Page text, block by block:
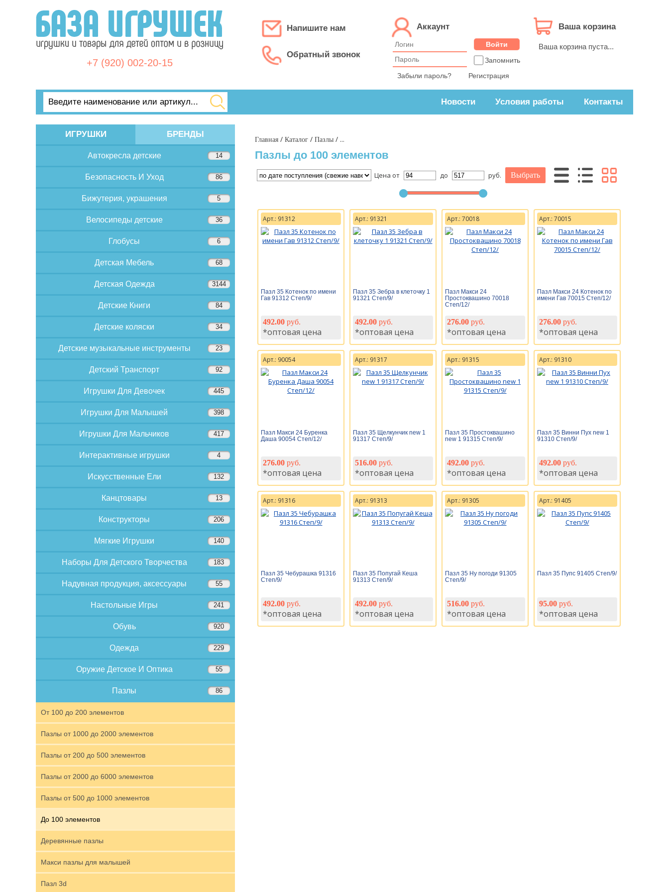
+7 (920) 002-20-15
Ваша корзина
Ваша корзина пуста...
Аккаунт
Запомнить
Забыли пароль?
Регистрация
Напишите нам
Обратный звонок
Новости Условия работы Контакты
ИГРУШКИ БРЕНДЫ
Автокресла детские 14
Безопасность И Уход 86
Бижутерия, украшения 5
Велосипеды детские 36
Глобусы 6
Детская Мебель 68
Детская Одежда 3144
Детские Книги 84
Детские коляски 34
Детские музыкальные инструменты 23
Детский Транспорт 92
Игрушки Для Девочек 445
Игрушки Для Малышей 398
Игрушки Для Мальчиков 417
Интерактивные игрушки 4
Искусственные Ели 132
Канцтовары 13
Конструкторы 206
Мягкие Игрушки 140
Наборы Для Детского Творчества 183
Надувная продукция, аксессуары 55
Настольные Игры 241
Обувь 920
Одежда 229
Оружие Детское И Оптика 55
Пазлы 86
От 100 до 200 элементов
Пазлы от 1000 до 2000 элементов
Пазлы от 200 до 500 элементов
Пазлы от 2000 до 6000 элементов
Пазлы от 500 до 1000 элементов
До 100 элементов
Деревянные пазлы
Макси пазлы для малышей
Пазл 3d
Главная / Каталог / Пазлы / ...
Пазлы до 100 элементов
Цена от до руб.
Арт.: 91312
Пазл 35 Котенок по имени
Гав 91312 Степ/9/
492.00 руб.
*оптовая цена
Арт.: 91321
Пазл 35 Зебра в клеточку 1
91321 Степ/9/
492.00 руб.
*оптовая цена
Арт.: 70018
Пазл Макси 24
Простоквашино 70018
Степ/12/
276.00 руб.
*оптовая цена
Арт.: 70015
Пазл Макси 24 Котенок по
имени Гав 70015 Степ/12/
276.00 руб.
*оптовая цена
Арт.: 90054
Пазл Макси 24 Буренка
Даша 90054 Степ/12/
276.00 руб.
*оптовая цена
Арт.: 91317
Пазл 35 Щелкунчик new 1
91317 Степ/9/
516.00 руб.
*оптовая цена
Арт.: 91315
Пазл 35 Простоквашино
new 1 91315 Степ/9/
492.00 руб.
*оптовая цена
Арт.: 91310
Пазл 35 Винни Пух new 1
91310 Степ/9/
492.00 руб.
*оптовая цена
Арт.: 91316
Пазл 35 Чебурашка 91316
Степ/9/
492.00 руб.
*оптовая цена
Арт.: 91313
Пазл 35 Попугай Кеша
91313 Степ/9/
492.00 руб.
*оптовая цена
Арт.: 91305
Пазл 35 Ну погоди 91305
Степ/9/
516.00 руб.
*оптовая цена
Арт.: 91405
Пазл 35 Пупс 91405 Степ/9/
95.00 руб.
*оптовая цена